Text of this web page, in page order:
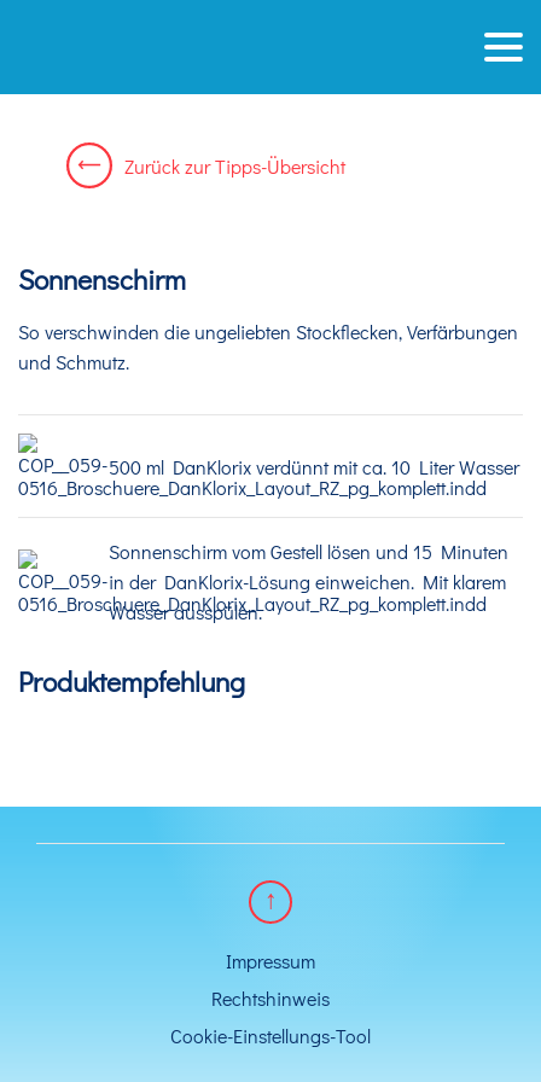
ZurückzurTipps-Übersicht
Sonnenschirm
So verschwinden die ungeliebten Stockflecken, Verfärbungen
und Schmutz.
500 ml DanKlorix verdünnt mit ca. 10 Liter Wasser
Sonnenschirm vom Gestell lösen und 15 Minuten
in der DanKlorix-Lösung einweichen. Mit klarem
Wasser ausspülen.
Produktempfehlung
Impressum
Rechtshinweis
Cookie-Einstellungs-Tool